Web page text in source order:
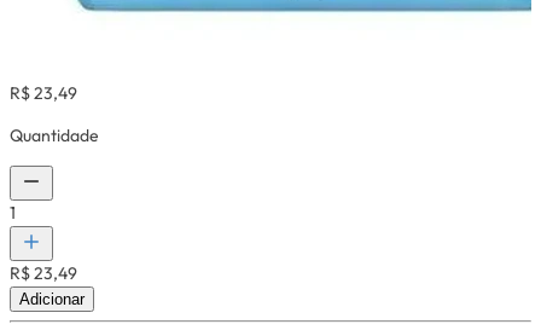
R$ 23,49
Quantidade
1
R$ 23,49
Adicionar